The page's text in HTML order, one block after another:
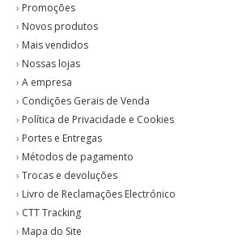
› Promoções
› Novos produtos
› Mais vendidos
› Nossas lojas
› A empresa
› Condições Gerais de Venda
› Política de Privacidade e Cookies
› Portes e Entregas
› Métodos de pagamento
› Trocas e devoluções
› Livro de Reclamações Electrónico
› CTT Tracking
› Mapa do Site